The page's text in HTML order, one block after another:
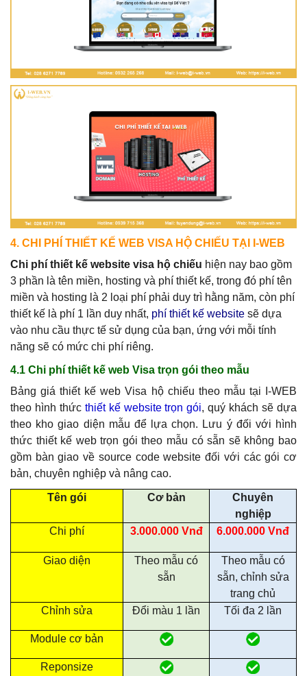
4. CHI PHÍ THIẾT KẾ WEB VISA HỘ CHIẾU TẠI I-WEB
Chi phí thiết kế website visa hộ chiếu hiện nay bao gồm
3 phần là tên miền, hosting và phí thiết kế, trong đó phí tên
miền và hosting là 2 loại phí phải duy trì hằng năm, còn phí
thiết kế là phí 1 lần duy nhất, phí thiết kế website sẽ dựa
vào nhu cầu thực tế sử dụng của bạn, ứng với mỗi tính
năng sẽ có mức chi phí riêng.
4.1 Chi phí thiết kế web Visa trọn gói theo mẫu
Bảng giá thiết kế web Visa hộ chiếu theo mẫu tại I-WEB
theo hình thức thiết kế website trọn gói, quý khách sẽ dựa
theo kho giao diện mẫu để lựa chọn. Lưu ý đối với hình
thức thiết kế web trọn gói theo mẫu có sẵn sẽ không bao
gồm bàn giao về source code website đối với các gói cơ
bản, chuyên nghiệp và nâng cao.
Tên gói Cơ bản
Chuyên
nghiệp
Chi phí
3.000.000 Vnđ 6.000.000 Vnđ
Giao diện
Theo mẫu có
sẵn
Theo mẫu có
sẵn, chỉnh sửa
trang chủ
Chỉnh sửa
Đổi màu 1 lần Tối đa 2 lần
Module cơ bản
Reponsize